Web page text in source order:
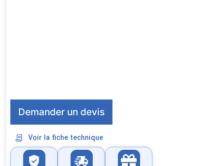
Demander un devis
Voir la fiche technique